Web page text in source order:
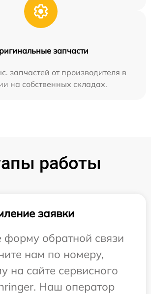
запчасти
запчастей от производителя в
на собственных складах.
работы
заявки
форму обратной связи
нам по номеру,
на сайте сервисного
Наш оператор